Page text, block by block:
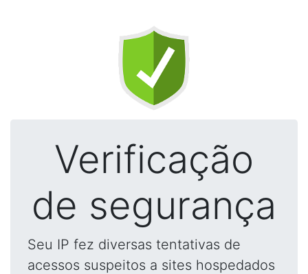
Verificação
de segurança
Seu IP fez diversas tentativas de
acessos suspeitos a sites hospedados